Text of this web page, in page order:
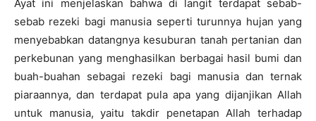
Ayat ini menjelaskan bahwa di langit terdapat sebab-
sebab rezeki bagi manusia seperti turunnya hujan yang
menyebabkan datangnya kesuburan tanah pertanian dan
perkebunan yang menghasilkan berbagai hasil bumi dan
buah-buahan sebagai rezeki bagi manusia dan ternak
piaraannya, dan terdapat pula apa yang dijanjikan Allah
untuk manusia, yaitu takdir penetapan Allah terhadap